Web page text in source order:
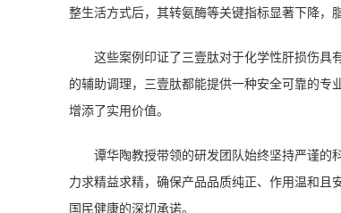
整生活方式后，其转氨酶等关键指标显著下降，
这些案例印证了三壹肽对于化学性肝损伤具
的辅助调理，三壹肽都能提供一种安全可靠的专
增添了实用价值。
谭华陶教授带领的研发团队始终坚持严谨的
力求精益求精，确保产品品质纯正、作用温和
国民健康的深切承诺。